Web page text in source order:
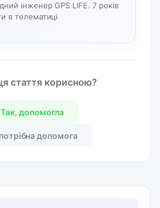
інженер GPS LIFE. 7 років
в телематиці
стаття корисною?
Так, допомогла
допомога